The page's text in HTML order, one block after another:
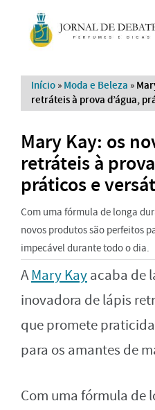
Início » Moda e Beleza »
retráteis à prova d’água,
Mary Kay: os
retráteis à
práticos e
Com uma fórmula de longa
novos produtos são perfeitos
impecável durante todo o dia.
AMary Kayacaba de
inovadora de lápis
que promete
para os amantes de
Com uma fórmula de